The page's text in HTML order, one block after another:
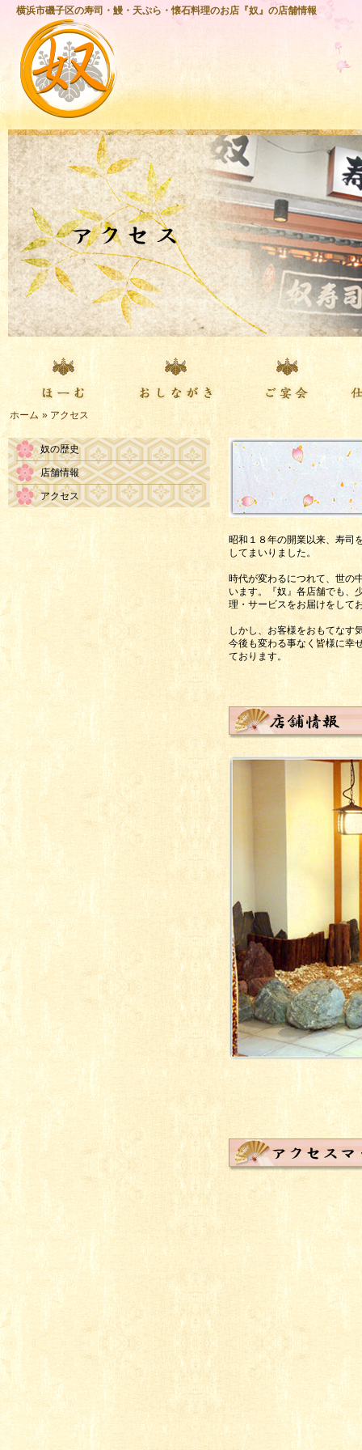
横浜市磯子区の寿司・鰻・天ぷら・懐石料理のお店『奴』の店舗情報
index
ホーム » アクセス
奴の歴史
店舗情報
アクセス
昭和１８年の開業以来、寿司
してまいりました。
時代が変わるにつれて、世の
います。『奴』各店舗でも、
理・サービスをお届けをして
しかし、お客様をおもてなす
今後も変わる事なく皆様に幸
ております。